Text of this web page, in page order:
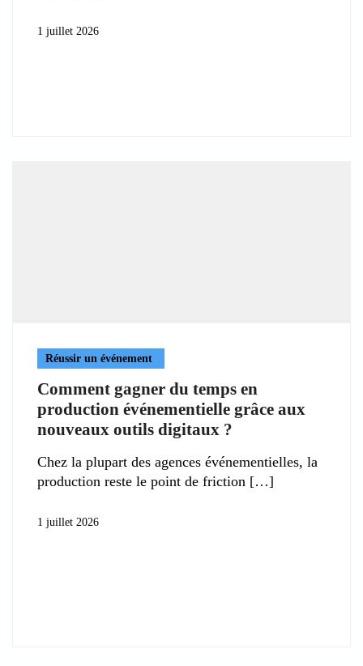
1 juillet 2026
Réussir un événement
Comment gagner du temps en
production événementielle grâce aux
nouveaux outils digitaux ?
Chez la plupart des agences événementielles, la
production reste le point de friction
1 juillet 2026